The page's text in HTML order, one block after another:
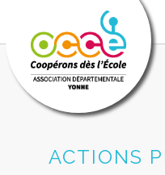
COOPÉRER
ACTIONS